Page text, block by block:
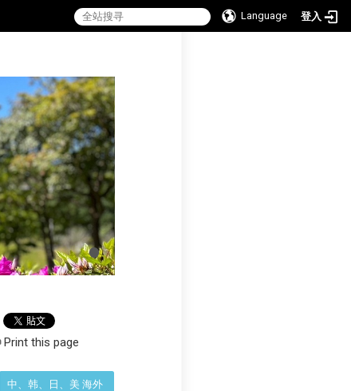
Language 登入
Print this page
中、韩、日、美 海外